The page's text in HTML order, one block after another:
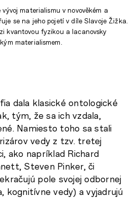
materialismu v novověkém a
se na jeho pojetí v díle Slavoje Žižka.
kvantovou fyzikou a lacanovsky
materialismem.
dala klasické ontologické
tým, že sa ich vzdala,
Namiesto toho sa stali
vedy z tzv. tretej
ako napríklad Richard
Steven Pinker, či
pole svojej odbornej
kognitívne vedy) a vyjadrujú